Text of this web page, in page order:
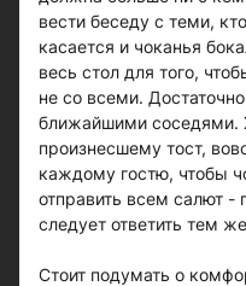
вести беседу с теми,
касается и чоканья
весь стол для того,
не со всеми.
ближайшими соседями.
произнесшему тост,
каждому гостю, чтобы
отправить всем салют -
следует ответить тем
Стоит подумать о